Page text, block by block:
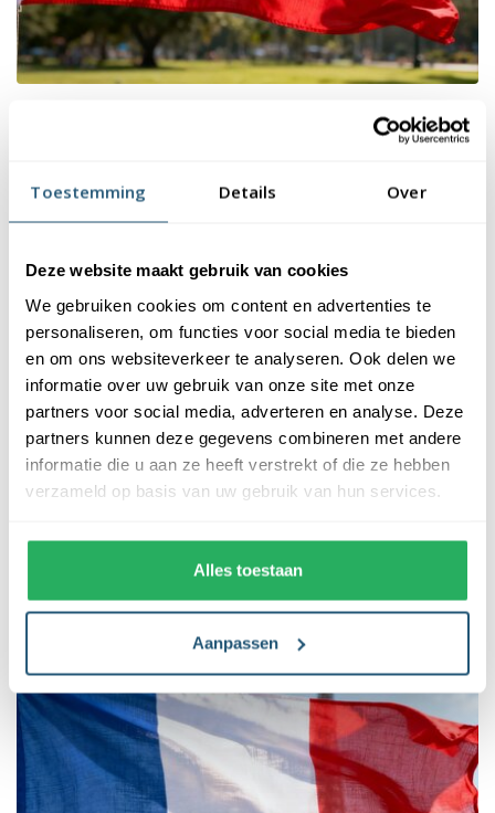
Toestemming Details Over
Deze website maakt gebruik van cookies
We gebruiken cookies om content en advertenties te
personaliseren, om functies voor social media te bieden
en om ons websiteverkeer te analyseren. Ook delen we
informatie over uw gebruik van onze site met onze
partners voor social media, adverteren en analyse. Deze
partners kunnen deze gegevens combineren met andere
informatie die u aan ze heeft verstrekt of die ze hebben
verzameld op basis van uw gebruik van hun services.
Alles toestaan
Aanpassen
05 Mar 2026